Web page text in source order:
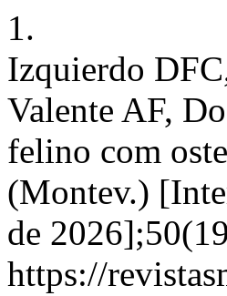
1.
Izquierdo
Valente AF,
felino com
(Montev.)
de
https://